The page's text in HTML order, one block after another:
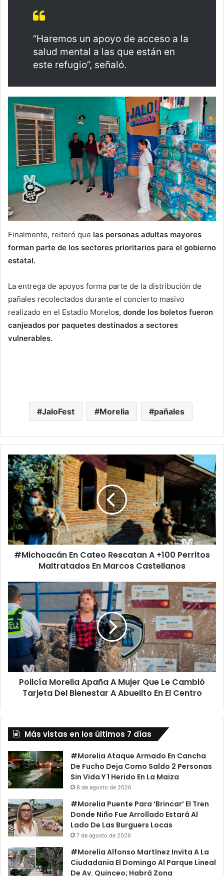
“Haremos un apoyo de acceso a la
salud mental a las que están en
este refugio”, señaló.
Finalmente, reiteró que las personas adultas mayores
forman parte de los sectores prioritarios para el gobierno
estatal.
La entrega de apoyos forma parte de la distribución de
pañales recolectados durante el concierto masivo
realizado en el Estadio Morelos, donde los boletos fueron
canjeados por paquetes destinados a sectores
vulnerables.
JaloFest Morelia pañales
#Michoacán
En
Cateo
Rescatan
+100
Perritos
Maltratados
En
Marcos
Castellanos
#Michoacán En Cateo Rescatan A +100 Perritos
Maltratados En Marcos Castellanos
Policía
Morelia
Apaña
A
Mujer
Que
Le
Cambió
Tarjeta
Bienestar
Policía Morelia Apaña A Mujer Que Le Cambió
Tarjeta Del Bienestar A Abuelito En El Centro
Más vistas en los últimos 7 días
#Morelia Ataque Armado En Cancha
De Fucho Deja Como Saldo 2 Personas
Sin Vida Y 1 Herido En La Maiza
8 de agosto de 2026
#Morelia Puente Para ‘Brincar’ El Tren
Donde Niño Fue Arrollado Estará Al
Lado De Las Burguers Locas
7 de agosto de 2026
#Morelia Alfonso Martínez Invita A La
Ciudadania El Domingo Al Parque Lineal
De Av. Quinceo; Habrá Zona